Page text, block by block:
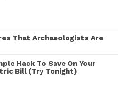
That Archaeologists Are
Hack To Save On Your
Bill (Try Tonight)